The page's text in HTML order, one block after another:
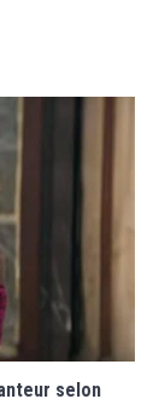
selon